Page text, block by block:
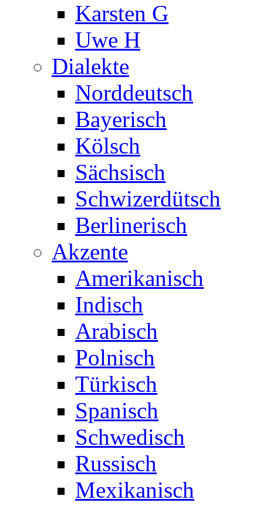
Karsten G
Uwe H
Dialekte
Norddeutsch
Bayerisch
Kölsch
Sächsisch
Schwizerdütsch
Berlinerisch
Akzente
Amerikanisch
Indisch
Arabisch
Polnisch
Türkisch
Spanisch
Schwedisch
Russisch
Mexikanisch